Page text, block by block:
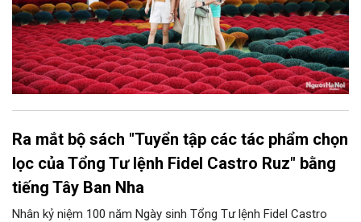
Ra mắt bộ sách "Tuyển tập các tác phẩm chọn
lọc của Tổng Tư lệnh Fidel Castro Ruz" bằng
tiếng Tây Ban Nha
Nhân kỷ niệm 100 năm Ngày sinh Tổng Tư lệnh Fidel Castro